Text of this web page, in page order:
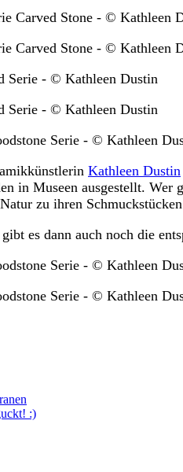
Kathleen Dustin
in Museen ausgestellt.
zu ihren
es dann auch noch die
:)